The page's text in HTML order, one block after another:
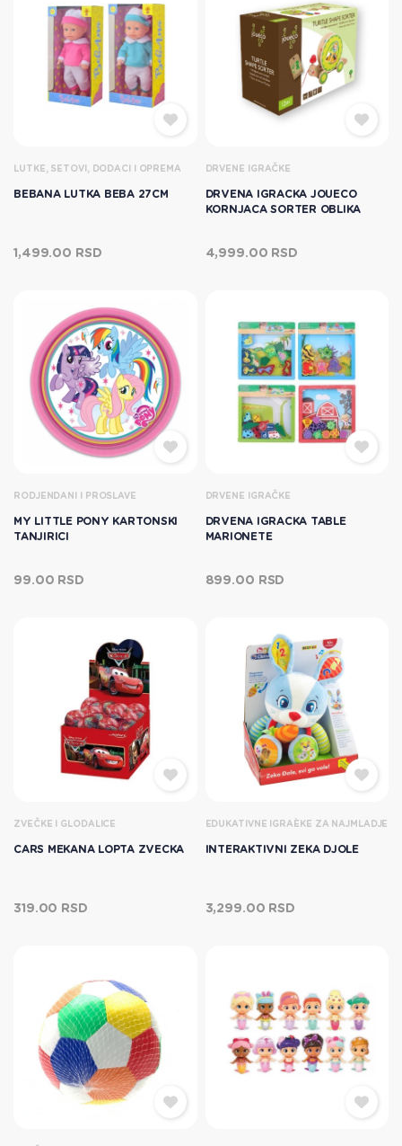
LUTKE, SETOVI, DODACI I OPREMA
BEBANA LUTKA BEBA 27CM
1,499.00 RSD
DRVENE IGRAČKE
DRVENA IGRACKA JOUECO
KORNJACA SORTER OBLIKA
4,999.00 RSD
RODJENDANI I PROSLAVE
MY LITTLE PONY KARTONSKI
TANJIRICI
99.00 RSD
DRVENE IGRAČKE
DRVENA IGRACKA TABLE
MARIONETE
899.00 RSD
ZVEČKE I GLODALICE
CARS MEKANA LOPTA ZVECKA
319.00 RSD
EDUKATIVNE IGRAÈKE ZA NAJMLADJE
INTERAKTIVNI ZEKA DJOLE
3,299.00 RSD